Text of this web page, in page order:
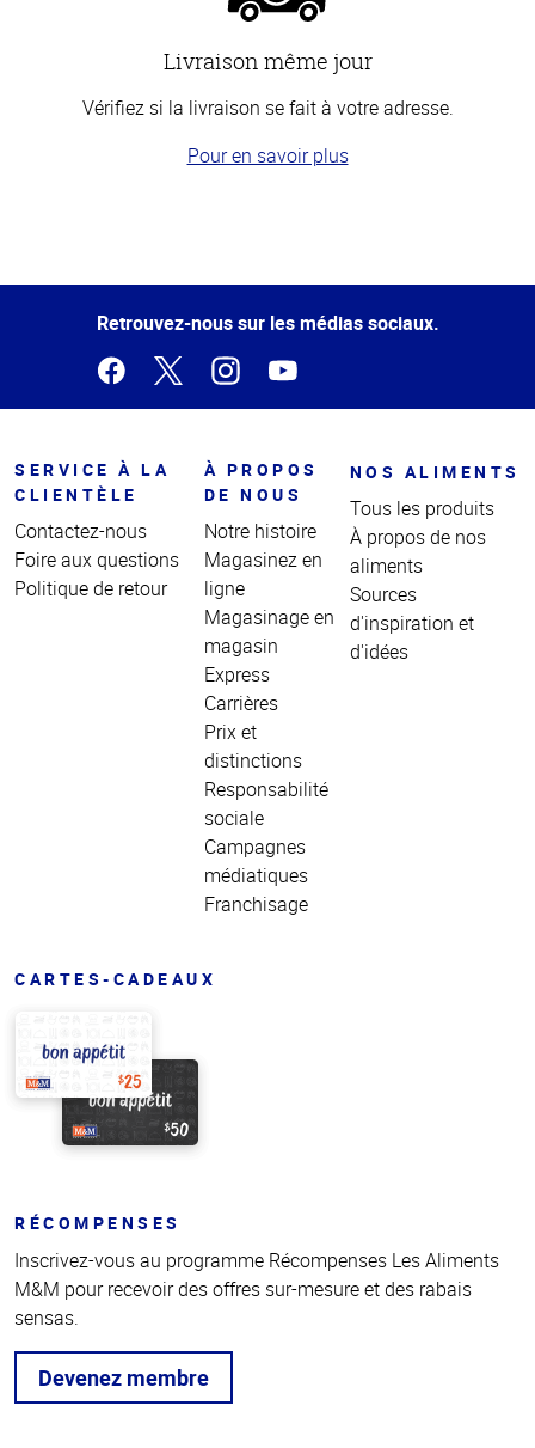
Livraison même jour
Vérifiez si la livraison se fait à votre adresse.
Pour en savoir plus
de la
Retrouvez-nous sur les médias sociaux.
SERVICE À LA
CLIENTÈLE
Contactez-nous
Foire aux questions
Politique de retour
À PROPOS
DE NOUS
Notre histoire
Magasinez en
ligne
Magasinage en
magasin
Express
Carrières
Prix et
distinctions
Responsabilité
sociale
Campagnes
médiatiques
Franchisage
NOS ALIMENTS
Tous les produits
À propos de nos
aliments
Sources
d'inspiration et
d'idées
CARTES-CADEAUX
RÉCOMPENSES
Inscrivez-vous au programme Récompenses Les Aliments
M&M pour recevoir des offres sur-mesure et des rabais
sensas.
Devenez membre